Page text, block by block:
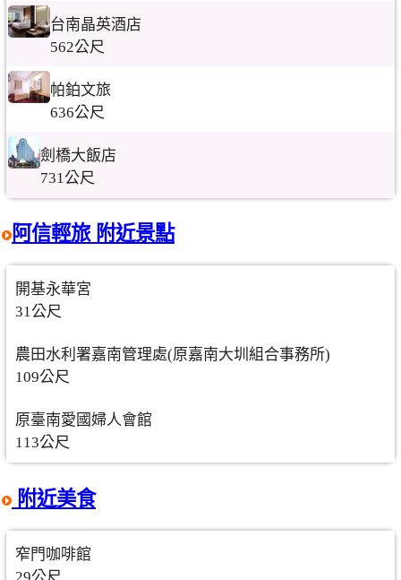
台南晶英酒店
562公尺
帕鉑文旅
636公尺
劍橋大飯店
731公尺
阿信輕旅 附近景點
開基永華宮
31公尺
農田水利署嘉南管理處(原嘉南大圳組合事務所)
109公尺
原臺南愛國婦人會館
113公尺
附近美食
窄門咖啡館